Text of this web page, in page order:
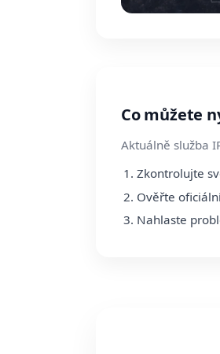
Co můžete
Aktuálně služba
Zkontrolujte
Ověřte
Nahlaste